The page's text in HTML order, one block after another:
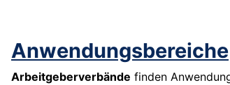
Anwendungsbereiche
Arbeitgeberverbände finden